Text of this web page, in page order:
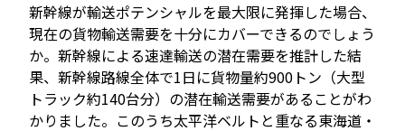
新幹線が輸送ポテンシャルを最大限に発揮した場合、
現在の貨物輸送需要を十分にカバーできるのでしょう
か。新幹線による速達輸送の潜在需要を推計した結
果、新幹線路線全体で1日に貨物量約900トン（大型
トラック約140台分）の潜在輸送需要があることがわ
かりました。このうち太平洋ベルトと重なる東海道・